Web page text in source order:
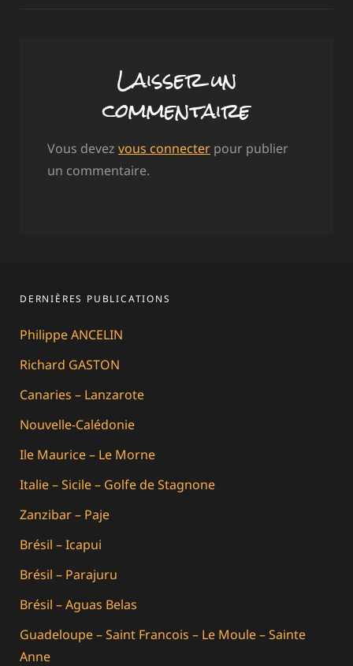
Laisser un
commentaire
Vous devez vous connecter pour publier
un commentaire.
DERNIÈRES PUBLICATIONS
Philippe ANCELIN
Richard GASTON
Canaries – Lanzarote
Nouvelle-Calédonie
Ile Maurice – Le Morne
Italie – Sicile – Golfe de Stagnone
Zanzibar – Paje
Brésil – Icapui
Brésil – Parajuru
Brésil – Aguas Belas
Guadeloupe – Saint Francois – Le Moule – Sainte
Anne